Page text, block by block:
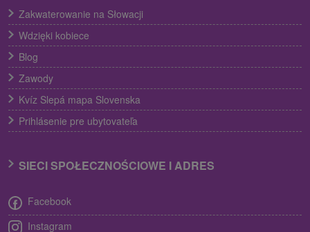
Zakwaterowanie na Słowacji
Wdzięki kobiece
Blog
Zawody
Kvíz Slepá mapa Slovenska
Prihlásenie pre ubytovateľa
SIECI SPOŁECZNOŚCIOWE I ADRES
Facebook
Instagram